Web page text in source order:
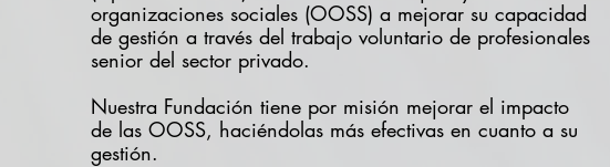
organizaciones sociales (OOSS) a mejorar su capacidad
de gestión a través del trabajo voluntario de profesionales
senior del sector privado.
Nuestra Fundación tiene por misión mejorar el impacto
de las OOSS, haciéndolas más efectivas en cuanto a su
gestión.